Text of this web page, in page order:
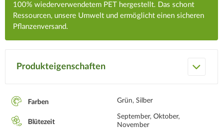
100% wiederverwendetem PET hergestellt. Das schont
Ressourcen, unsere Umwelt und ermöglicht einen sicheren
Pflanzenversand.
Produkteigenschaften
Farben Grün, Silber
Blütezeit
September, Oktober,
November